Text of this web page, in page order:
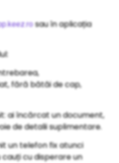
sau în aplicația
fără bătăi de cap,
ai încărcat un document,
de detalii suplimentare.
un telefon fix atunci
cu disperare un